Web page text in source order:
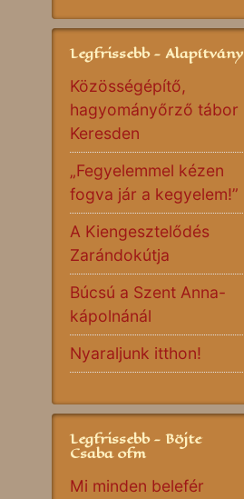
Legfrissebb - Alapítvány
Közösségépítő,
hagyományőrző tábor
Keresden
„Fegyelemmel kézen
fogva jár a kegyelem!”
A Kiengesztelődés
Zarándokútja
Búcsú a Szent Anna-
kápolnánál
Nyaraljunk itthon!
Legfrissebb - Böjte
Csaba ofm
Mi minden belefér